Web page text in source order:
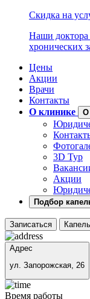
Скидка на
Наши доктора
хронических
Цены
Акции
Врачи
Контакты
О клинике
О
3D Тур
Акции
Подбор
Записаться
Адрес
ул. Запорожская, 26
Время работы